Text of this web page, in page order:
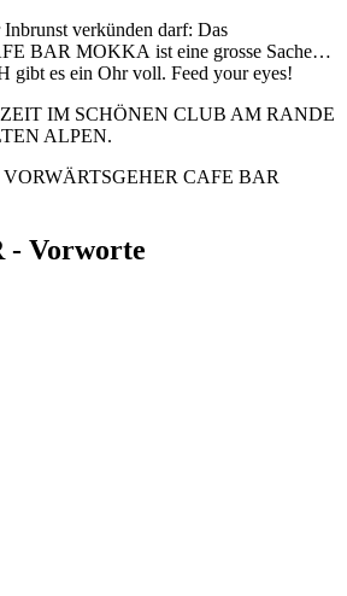
Inbrunst verkünden darf: Das
BAR MOKKA ist eine grosse Sache…
es ein Ohr voll. Feed your eyes!
IM SCHÖNEN CLUB AM RANDE
ALPEN.
CAFE BAR
Vorworte